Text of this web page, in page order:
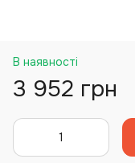
В наявності
3 952 грн